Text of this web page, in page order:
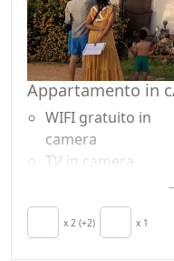
Appartamento in
WIFI gratuito in
camera
TV in camera
Culla
Cucina
x 2 (+2) x 1